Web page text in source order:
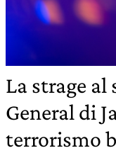
La strage
General di
terrorismo